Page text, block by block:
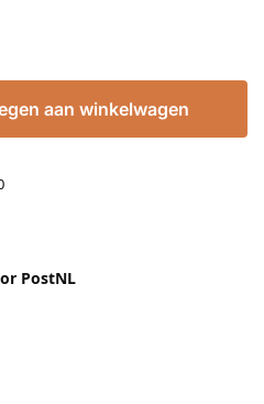
aan winkelwagen
PostNL